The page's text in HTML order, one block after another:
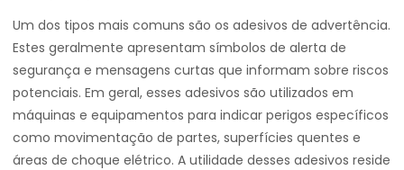
Um dos tipos mais comuns são os adesivos de advertência.
Estes geralmente apresentam símbolos de alerta de
segurança e mensagens curtas que informam sobre riscos
potenciais. Em geral, esses adesivos são utilizados em
máquinas e equipamentos para indicar perigos específicos
como movimentação de partes, superfícies quentes e
áreas de choque elétrico. A utilidade desses adesivos reside